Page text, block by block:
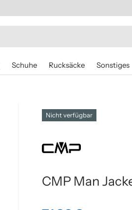
Schuhe Rucksäcke Sonstiges
Nicht verfügbar
CMP Man